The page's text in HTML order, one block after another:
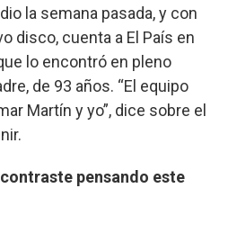
la semana pasada, y con
disco, cuenta a El País en
lo encontró en pleno
de 93 años. “El equipo
Martín y yo”, dice sobre el
pensando este